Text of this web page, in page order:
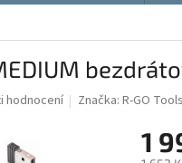
hodnocení Značka:R-GO Tools
1